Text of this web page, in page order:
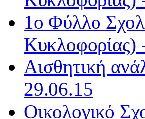
1ο Φύλλο
Κυκλοφορίας)
Αισθητική
29.06.15
Οικολογικό